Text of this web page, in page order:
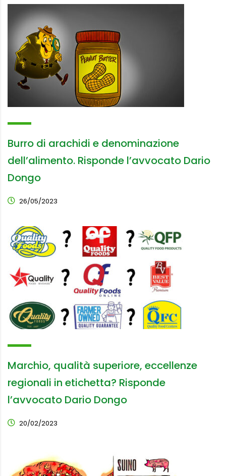
Burro di arachidi e denominazione
dell’alimento. Risponde l’avvocato Dario
Dongo
26/05/2023
Marchio, qualità superiore, eccellenze
regionali in etichetta? Risponde
l’avvocato Dario Dongo
20/02/2023